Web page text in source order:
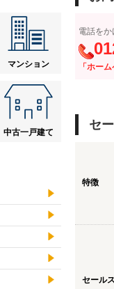
電話を
「ホー
セ
特徴
セール
マンション
中古一戸建て